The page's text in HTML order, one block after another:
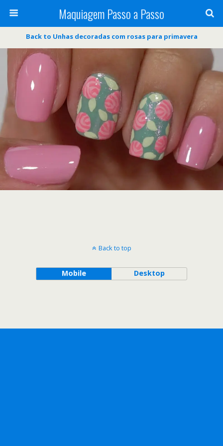
Maquiagem Passo a Passo
Back to Unhas decoradas com rosas para primavera
Back to top
Mobile Desktop